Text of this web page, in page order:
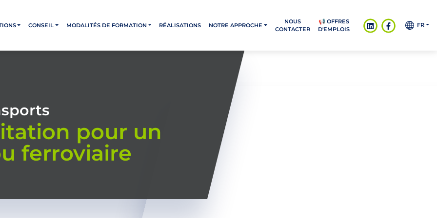
CONSEIL MODALITÉS DE FORMATION RÉALISATIONS NOTRE APPROCHE
NOUS
CONTACTER
📢 OFFRES
D'EMPLOIS
FR
pour un
ferroviaire